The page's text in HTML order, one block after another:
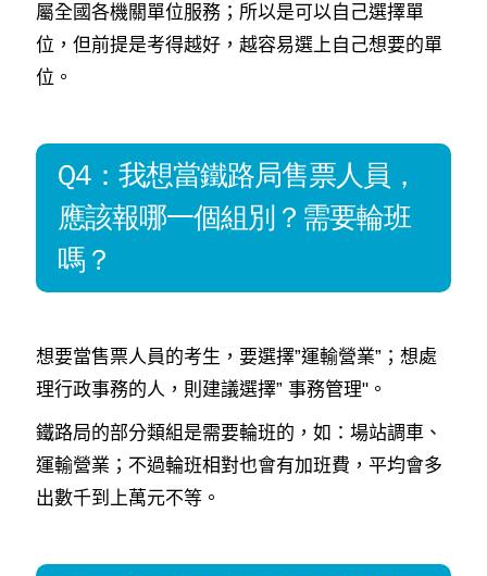
屬全國各機關單位服務；所以是可以自己選擇單
位，但前提是考得越好，越容易選上自己想要的單
位。
Q4：我想當鐵路局售票人員，
應該報哪一個組別？需要輪班
嗎？
想要當售票人員的考生，要選擇”運輸營業”；想處
理行政事務的人，則建議選擇” 事務管理"。
鐵路局的部分類組是需要輪班的，如：場站調車、
運輸營業；不過輪班相對也會有加班費，平均會多
出數千到上萬元不等。